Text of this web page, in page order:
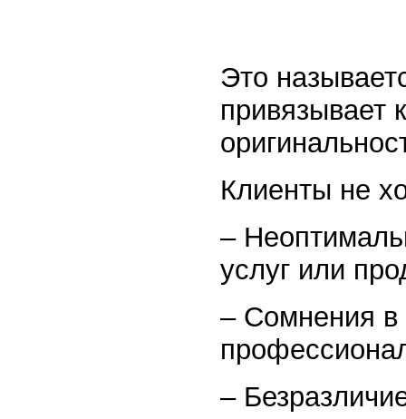
Это
привязывает
Клиенты не
–
услуг или
– Сомнения в
–